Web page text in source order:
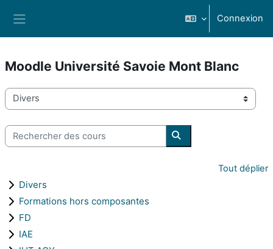
Connexion
Moodle Université Savoie Mont Blanc
Catégories de cours
Rechercher des cours
Rechercher des cours
Tout déplier
Divers
Formations hors composantes
FD
IAE